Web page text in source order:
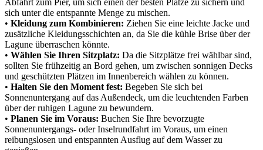
sich unter die entspannte Menge zu mischen.
• Kleidung zum Kombinieren: Ziehen Sie eine leichte Jacke und
zusätzliche Kleidungsschichten an, da Sie die kühle Brise über der
Lagune überraschen könnte.
• Wählen Sie Ihren Sitzplatz: Da die Sitzplätze frei wählbar sind,
sollten Sie frühzeitig an Bord gehen, um zwischen sonnigen Decks
und geschützten Plätzen im Innenbereich wählen zu können.
• Halten Sie den Moment fest: Begeben Sie sich bei
Sonnenuntergang auf das Außendeck, um die leuchtenden Farben
über der ruhigen Lagune zu bewundern.
• Planen Sie im Voraus: Buchen Sie Ihre bevorzugte
Sonnenuntergangs- oder Inselrundfahrt im Voraus, um einen
reibungslosen und entspannten Ausflug auf dem Wasser zu